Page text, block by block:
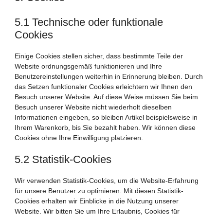
5.1 Technische oder funktionale
Cookies
Einige Cookies stellen sicher, dass bestimmte Teile der
Website ordnungsgemäß funktionieren und Ihre
Benutzereinstellungen weiterhin in Erinnerung bleiben. Durch
das Setzen funktionaler Cookies erleichtern wir Ihnen den
Besuch unserer Website. Auf diese Weise müssen Sie beim
Besuch unserer Website nicht wiederholt dieselben
Informationen eingeben, so bleiben Artikel beispielsweise in
Ihrem Warenkorb, bis Sie bezahlt haben. Wir können diese
Cookies ohne Ihre Einwilligung platzieren.
5.2 Statistik-Cookies
Wir verwenden Statistik-Cookies, um die Website-Erfahrung
für unsere Benutzer zu optimieren. Mit diesen Statistik-
Cookies erhalten wir Einblicke in die Nutzung unserer
Website. Wir bitten Sie um Ihre Erlaubnis, Cookies für